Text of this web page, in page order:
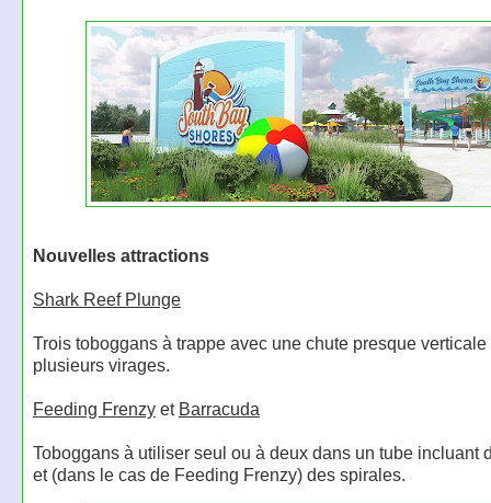
Nouvelles attractions
Shark Reef Plunge
Trois toboggans à trappe avec une chute presque
plusieurs virages.
Feeding Frenzyet Barracuda
Toboggans à utiliser seul ou à deux dans un tube incluant
et (dans le cas de Feeding Frenzy) des spirales.